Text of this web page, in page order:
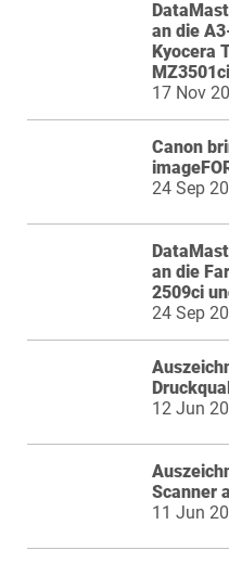
an die
Kyocera
MZ3501ci
17 Nov
Canon
24 Sep
an die
2509ci
24 Sep
12 Jun
Scanner
11 Jun